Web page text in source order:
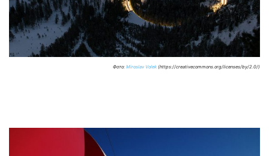
Фото: Miroslav Volek (https://creativecommons.org/licenses/by/2.0/)